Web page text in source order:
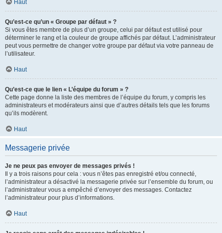
Haut
Qu’est-ce qu’un « Groupe par défaut » ?
Si vous êtes membre de plus d’un groupe, celui par défaut est utilisé pour
déterminer le rang et la couleur de groupe affichés par défaut. L’administrateur
peut vous permettre de changer votre groupe par défaut via votre panneau de
l’utilisateur.
Haut
Qu’est-ce que le lien « L’équipe du forum » ?
Cette page donne la liste des membres de l’équipe du forum, y compris les
administrateurs et modérateurs ainsi que d’autres détails tels que les forums
qu’ils modèrent.
Haut
Messagerie privée
Je ne peux pas envoyer de messages privés !
Il y a trois raisons pour cela : vous n’êtes pas enregistré et/ou connecté,
l’administrateur a désactivé la messagerie privée sur l’ensemble du forum, ou
l’administrateur vous a empêché d’envoyer des messages. Contactez
l’administrateur pour plus d’informations.
Haut